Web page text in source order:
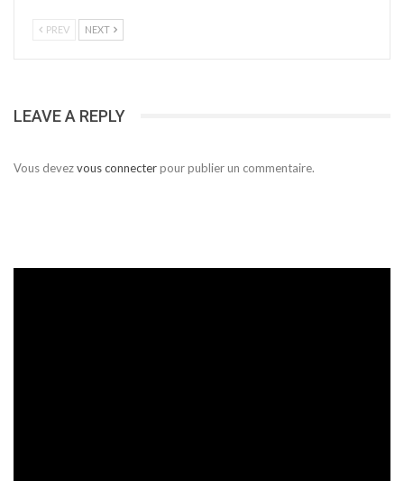
PREV NEXT
LEAVE A REPLY
Vous devezvous connecterpour publier un commentaire.